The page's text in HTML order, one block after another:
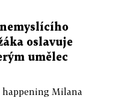
oslavuje
umělec
Milana